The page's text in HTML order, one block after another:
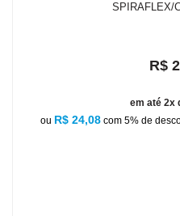
SPIRAFLEX/
R$
em até 2x
ou R$ 24,08 com 5% de